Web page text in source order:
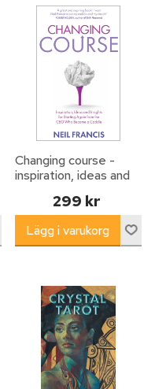
Changing course -
inspiration, ideas and
again from t
299 kr